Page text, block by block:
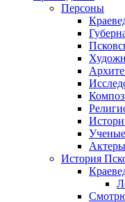
Персоны
Ученые
История